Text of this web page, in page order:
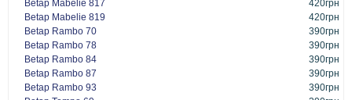
Betap Mabelie 817
420грн
Betap Mabelie 819
420грн
Betap Rambo 70
390грн
Betap Rambo 78
390грн
Betap Rambo 84
390грн
Betap Rambo 87
390грн
Betap Rambo 93
390грн